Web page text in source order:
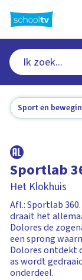
naar
hoofdinhoud
Sport en
Sportlab
Het Klokhuis
Afl.: Sportlab
draait het
Dolores de
een sprong
Dolores ontdekt
as wordt
onderdeel.